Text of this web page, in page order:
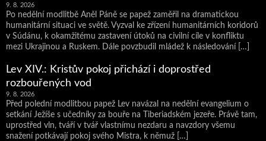
9. 8. 2026
Po nedělní modlitbě Aněl Páně se papež zaměřil na dramatickou
humanitární situaci ve světě. Vyzval ke zřízení humanitárních koridorů
v Súdánu, k okamžitému zastavení útoků na civilní cíle v konfliktu
mezi Ukrajinou a Ruskem. Dále povzbudil mládež k následování […]
Lev XIV.: Kristův pokoj přichází i doprostřed
rozbouřených vod
9. 8. 2026
Před polední modlitbou papež Lev navázal na nedělní evangelium o
setkání Ježíše s učedníky za bouře na Tiberiadském jezeře. Právě tam,
uprostřed vln, tváří v tvář vlastnímu nezdaru a navzdory všemu
snažení potkávají pokoj svého Mistra, k němuž […]